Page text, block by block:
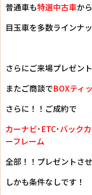
普通車も特選中古車から
目玉車を多数ラインナ
さらにご来場プレゼン
またご商談でBOXティ
さらに！！ご成約で
カーナビ･ ETC･バック
ーフレーム
全部！！プレゼントさ
しかも条件なしです！